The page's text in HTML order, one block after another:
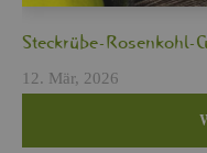
Steck­rü­be-Ro­sen­kohl-
12. Mär, 2026